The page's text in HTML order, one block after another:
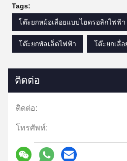
Tags:
โต๊ะยกหม้อเลื่อยแบบไฮดรอลิกไฟฟ้า
โต๊ะยกพัลเล็ตไฟฟ้า โต๊ะยกเลื่
ติดต่อ
ติดต่อ:
โทรศัพท์: